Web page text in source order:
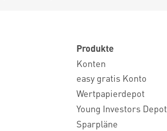
Produkte
Konten
easy gratis Konto
Wertpapierdepot
Young Investors Depot
Sparpläne